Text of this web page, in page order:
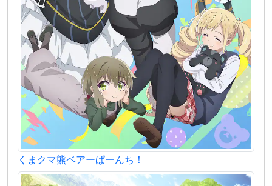
くまクマ熊ベアーぱーんち！